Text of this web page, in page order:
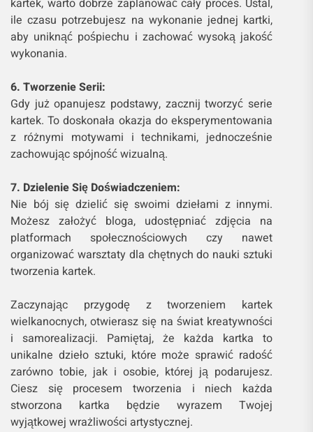
kartek, warto dobrze zaplanować cały proces. Ustal,
ile czasu potrzebujesz na wykonanie jednej kartki,
aby uniknąć pośpiechu i zachować wysoką jakość
wykonania.
6. Tworzenie Serii:
Gdy już opanujesz podstawy, zacznij tworzyć serie
kartek. To doskonała okazja do eksperymentowania
z różnymi motywami i technikami, jednocześnie
zachowując spójność wizualną.
7. Dzielenie Się Doświadczeniem:
Nie bój się dzielić się swoimi dziełami z innymi.
Możesz założyć bloga, udostępniać zdjęcia na
platformach społecznościowych czy nawet
organizować warsztaty dla chętnych do nauki sztuki
tworzenia kartek.
Zaczynając przygodę z tworzeniem kartek
wielkanocnych, otwierasz się na świat kreatywności
i samorealizacji. Pamiętaj, że każda kartka to
unikalne dzieło sztuki, które może sprawić radość
zarówno tobie, jak i osobie, której ją podarujesz.
Ciesz się procesem tworzenia i niech każda
stworzona kartka będzie wyrazem Twojej
wyjątkowej wrażliwości artystycznej.